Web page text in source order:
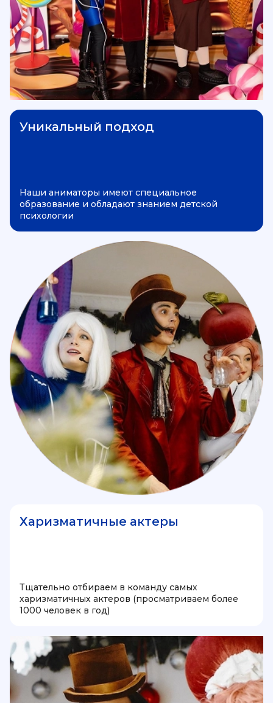
Уникальный подход
Наши аниматоры имеют специальное
образование и обладают знанием детской
психологии
Харизматичные актеры
Тщательно отбираем в команду самых
харизматичных актеров (просматриваем более
1000 человек в год)